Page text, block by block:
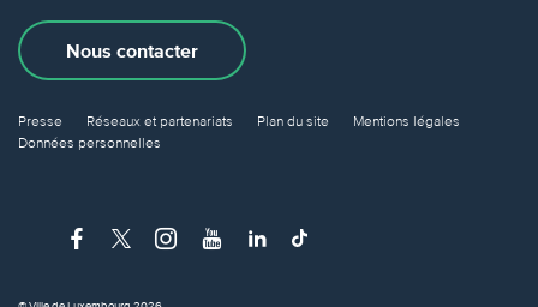
Nous contacter
Presse Réseaux et partenariats Plan du site
Mentions légales
Données personnelles